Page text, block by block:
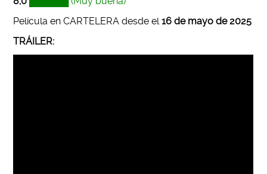
Película en CARTELERA desde el16 de mayo de 2025
TRÁILER: